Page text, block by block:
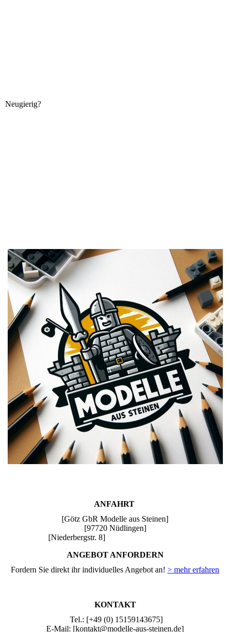
Neugierig?
ANFAHRT
[Götz GbR Modelle aus Steinen]
[97720 Nüdlingen]
[Niederbergstr. 8]
ANGEBOT ANFORDERN
Fordern Sie direkt ihr individuelles Angebot an! > mehr erfahren
KONTAKT
Tel.: [+49 (0) 15159143675]
E-Mail: [kontakt@modelle-aus-steinen.de]